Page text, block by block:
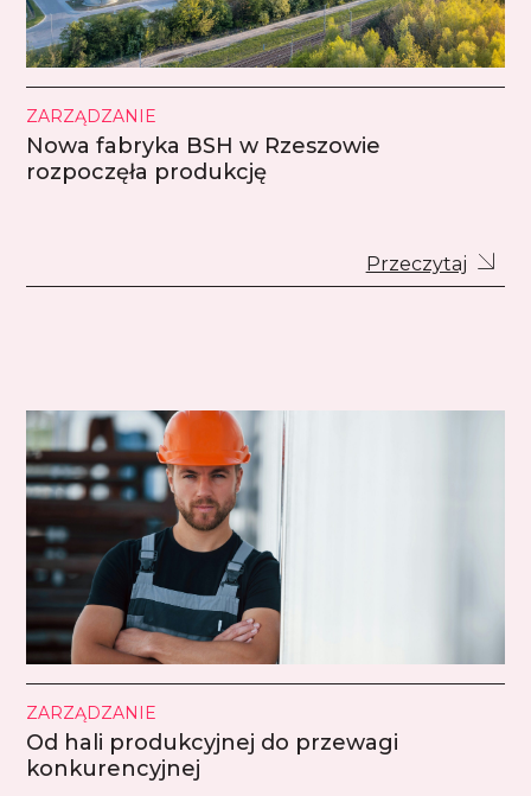
ZARZĄDZANIE
Nowa fabryka BSH w Rzeszowie
rozpoczęła produkcję
Przeczytaj
ZARZĄDZANIE
Od hali produkcyjnej do przewagi
konkurencyjnej